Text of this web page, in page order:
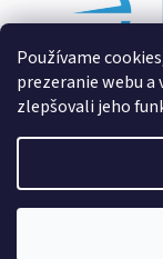
Používame
prezeranie webu a
zlepšovali jeho